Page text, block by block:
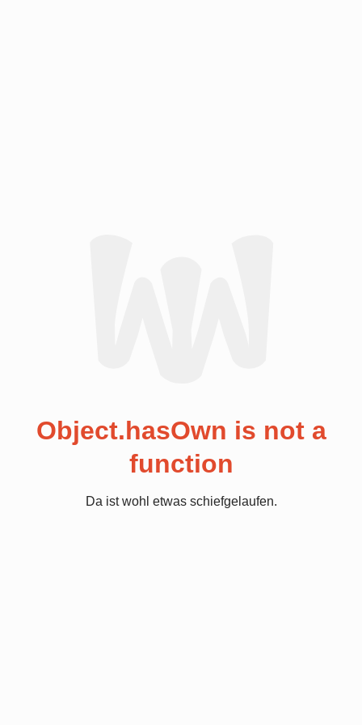
Object.hasOwn is not a
function
Da ist wohl etwas schiefgelaufen.